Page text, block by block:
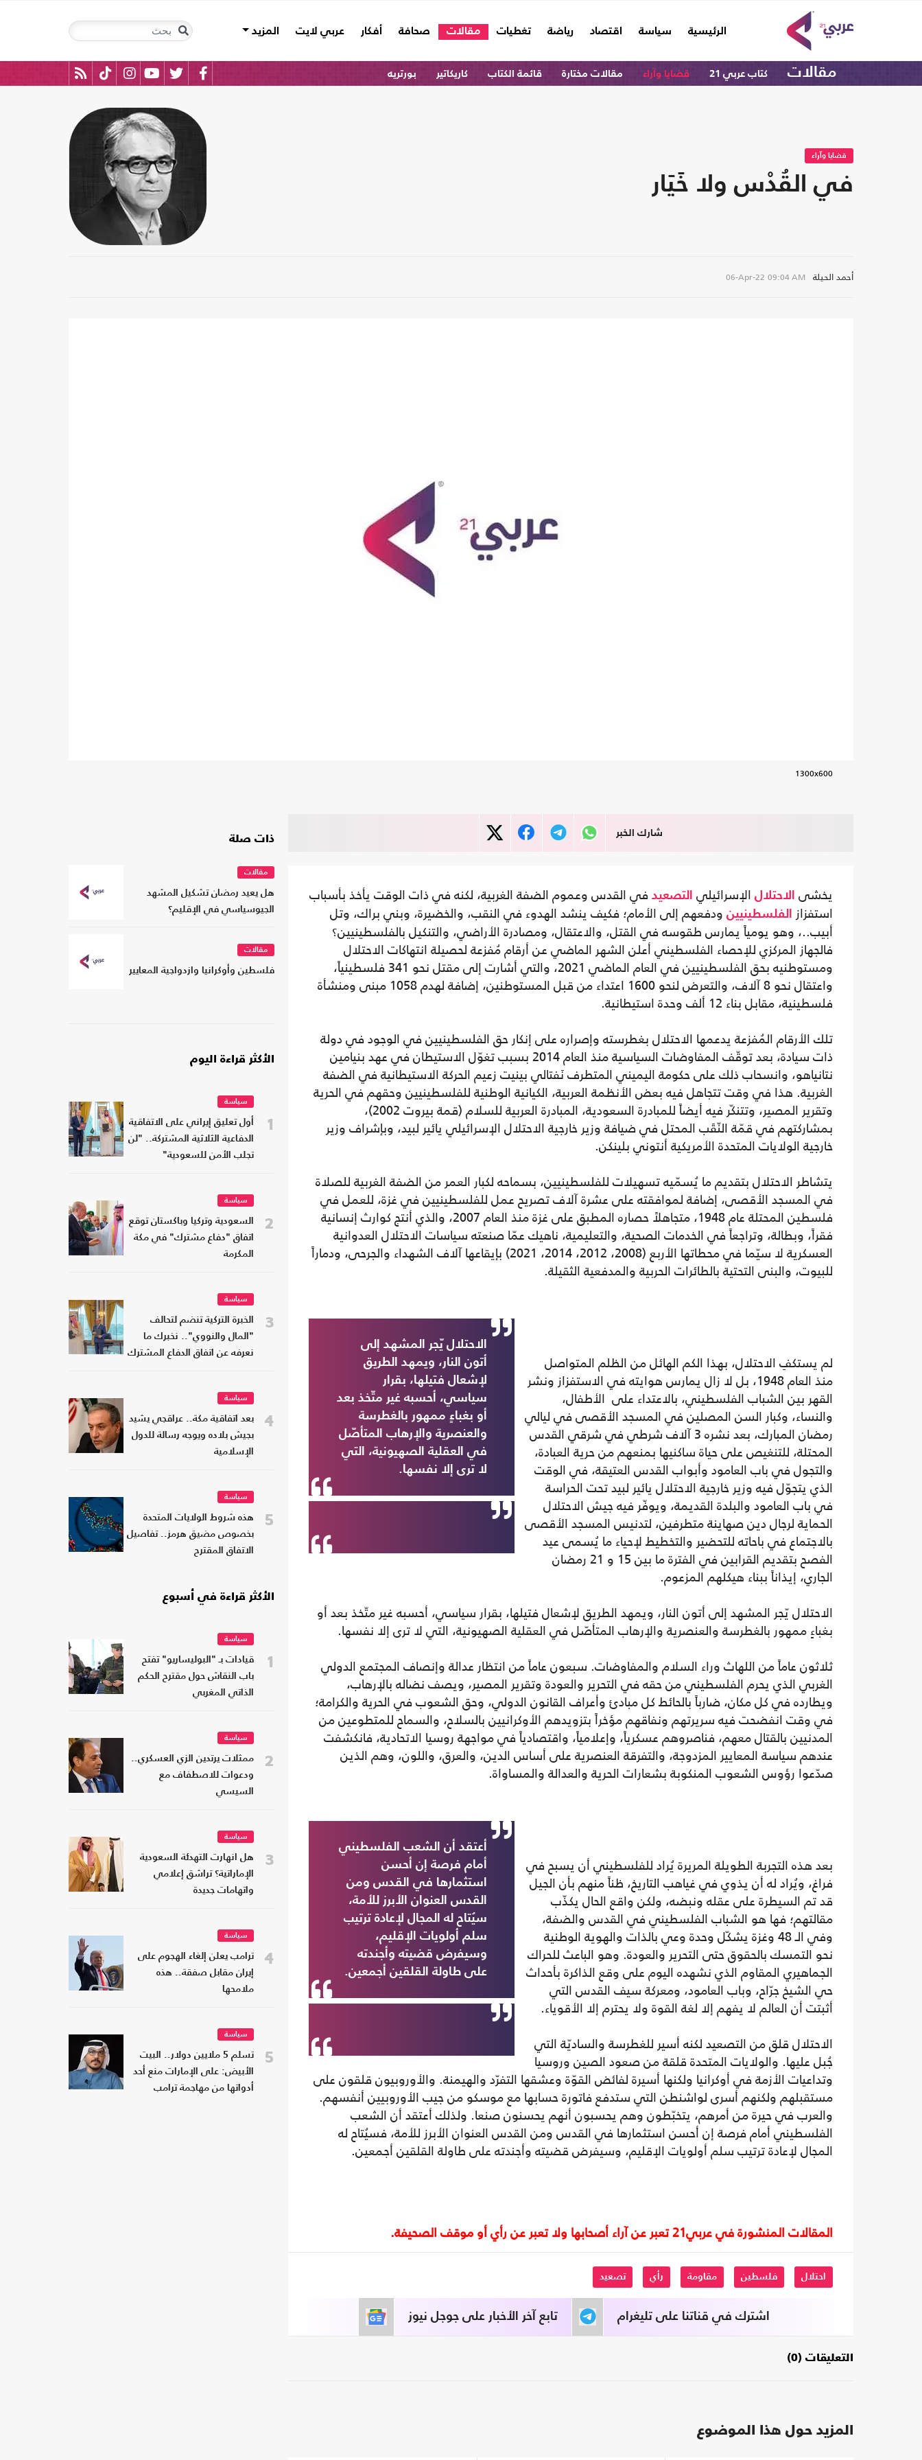
الرئيسية
(current) سياسة اقتصاد رياضة تغطيات مقالات صحافة أفكار عربي لايت المزيد
مقالات كتاب عربي 21 قضايا وآراء مقالات مختارة قائمة الكتاب كاريكاتير بورتريه
قضايا وآراء
في القُدْس ولا خَيَار
أحمد الحيلة 06-Apr-22 09:04 AM
1300x600
شارك الخبر
يخشى الاحتلال الإسرائيلي التصعيد في القدس وعموم الضفة الغربية، لكنه في ذات الوقت يأخذ بأسباب
استفزاز
الفلسطينيين ودفعهم إلى الأمام؛ فكيف ينشد الهدوء في النقب، والخضيرة، وبني براك، وتل
أبيب..، وهو يومياً يمارس طقوسه في القتل، والاعتقال، ومصادرة الأراضي، والتنكيل بالفلسطينيين؟
فالجهاز المركزي للإحصاء الفلسطيني أعلن الشهر الماضي عن أرقام مُفزعة لحصيلة انتهاكات الاحتلال
ومستوطنيه بحق الفلسطينيين في العام الماضي 2021، والتي أشارت إلى مقتل نحو 341 فلسطينياً،
واعتقال نحو 8 آلاف، والتعرض لنحو 1600 اعتداء من قبل المستوطنين، إضافة لهدم 1058 مبنى ومنشأة
فلسطينية، مقابل بناء 12 ألف وحدة استيطانية.
تلك الأرقام المُفزعة يدعمها الاحتلال بغطرسته وإصراره على إنكار حق الفلسطينيين في الوجود في دولة
ذات سيادة، بعد توقّف المفاوضات السياسية منذ العام 2014 بسبب تغوّل الاستيطان في عهد بنيامين
نتانياهو، وانسحاب ذلك على حكومة اليميني المتطرف نَفتالي بينيت زعيم الحركة الاستيطانية في الضفة
الغربية. هذا في وقت تتجاهل فيه بعض الأنظمة العربية، الكيانية الوطنية للفلسطينيين وحقهم في الحرية
وتقرير المصير، وتتنكّر فيه أيضاً للمبادرة السعودية، المبادرة العربية للسلام (قمة بيروت 2002)،
بمشاركتهم في قمّة النّقَب المحتل في ضيافة وزير خارجية الاحتلال الإسرائيلي يائير لبيد، وبإشراف وزير
خارجية الولايات المتحدة الأمريكية أنتوني بلينكن.
يتشاطر الاحتلال بتقديم ما يُسمّيه تسهيلات للفلسطينيين، بسماحه لكبار العمر من الضفة الغربية للصلاة
في المسجد الأقصى، إضافة لموافقته على عشرة آلاف تصريح عمل للفلسطينيين في غزة، للعمل في
فلسطين المحتلة عام 1948، متجاهلاً حصاره المطبق على غزة منذ العام 2007، والذي أنتج كوارث إنسانية
فقراً، وبطالة، وتراجعاً في الخدمات الصحية، والتعليمية، ناهيك عمّا صنعته سياسات الاحتلال العدوانية
العسكرية لا سيّما في محطاتها الأربع (2008، 2012، 2014، 2021) بإيقاعها آلاف الشهداء والجرحى، ودماراً
للبيوت، والبنى التحتية بالطائرات الحربية والمدفعية الثقيلة.
الاحتلال يّجر المشهد إلى
أتون النار، ويمهد الطريق
لإشعال فتيلها، بقرار
سياسي، أحسبه غير متّخذ بعد
أو بغباءٍ ممهور بالغطرسة
والعنصرية والإرهاب المتأصّل
في العقلية الصهيونية، التي
لا ترى إلا نفسها.
لم يستكفِ الاحتلال، بهذا الكم الهائل من الظلم المتواصل
منذ العام 1948، بل لا زال يمارس هوايته في الاستفزاز ونشر
القهر بين الشباب الفلسطيني، بالاعتداء على الأطفال،
والنساء، وكبار السن المصلين في المسجد الأقصى في ليالي
رمضان المبارك، بعد نشره 3 آلاف شرطي في شرقي القدس
المحتلة، للتنغيص على حياة ساكنيها بمنعهم من حرية العبادة،
والتجول في باب العامود وأبواب القدس العتيقة، في الوقت
الذي يتجوّل فيه وزير خارجية الاحتلال يائير لبيد تحت الحراسة
في باب العامود والبلدة القديمة، ويوفّر فيه جيش الاحتلال
الحماية لرجال دين صهاينة متطرفين، لتدنيس المسجد الأقصى
بالاجتماع في باحاته للتحضير والتخطيط لإحياء ما يُسمى عيد
الفصح بتقديم القرابين في الفترة ما بين 15 و 21 رمضان
الجاري، إيذاناً ببناء هيكلهم المزعوم.
الاحتلال يّجر المشهد إلى أتون النار، ويمهد الطريق لإشعال فتيلها، بقرار سياسي، أحسبه غير متّخذ بعد أو
بغباءٍ ممهور بالغطرسة والعنصرية والإرهاب المتأصّل في العقلية الصهيونية، التي لا ترى إلا نفسها.
ثلاثون عاماً من اللهاث وراء السلام والمفاوضات. سبعون عاماً من انتظار عدالة وإنصاف المجتمع الدولي
الغربي الذي يحرم الفلسطيني من حقه في التحرير والعودة وتقرير المصير، ويصف نضاله بالإرهاب،
ويطارده في كل مكان، ضارباً بالحائط كل مبادئ وأعراف القانون الدولي، وحق الشعوب في الحرية والكرامة؛
في وقت انفضحت فيه سريرتهم ونفاقهم مؤخراً بتزويدهم الأوكرانيين بالسلاح، والسماح للمتطوعين من
المدنيين بالقتال معهم، فناصروهم عسكرياً، وإعلامياً، واقتصادياً في مواجهة روسيا الاتحادية، فانكشفت
عندهم سياسة المعايير المزدوجة، والتفرقة العنصرية على أساس الدين، والعرق، واللون، وهم الذين
صدّعوا رؤوس الشعوب المنكوبة بشعارات الحرية والعدالة والمساواة.
أعتقد أن الشعب الفلسطيني
أمام فرصة إن أحسن
استثمارها في القدس ومن
القدس العنوان الأبرز للأمة،
سيُتاح له المجال لإعادة ترتيب
سلم أولويات الإقليم،
وسيفرض قضيته وأجندته
على طاولة القلقين أجمعين.
بعد هذه التجربة الطويلة المريرة يُراد للفلسطيني أن يسبح في
فراغ، ويُراد له أن يذوي في غياهب التاريخ، ظناً منهم بأن الجيل
قد تم السيطرة على عقله ونبضه، ولكن واقع الحال يكذّب
مقالتهم؛ فها هو الشباب الفلسطيني في القدس والضفة،
وفي الـ 48 وغزة يشكّل وحدة وعي بالذات والهوية الوطنية
نحو التمسك بالحقوق حتى التحرير والعودة. وهو الباعث للحراك
الجماهيري المقاوم الذي نشهده اليوم على وقع الذاكرة بأحداث
حي الشيخ جرّاح، وباب العامود، ومعركة سيف القدس التي
أثبتت أن العالم لا يفهم إلا لغة القوة ولا يحترم إلا الأقوياء.
الاحتلال قلق من التصعيد لكنه أسير للغطرسة والساديّة التي
جُبل عليها. والولايات المتحدة قلقة من صعود الصين وروسيا
وتداعيات الأزمة في أوكرانيا ولكنها أسيرة لفائض القوّة وعشقها التفرّد والهيمنة. والأوروبيون قلقون على
مستقبلهم ولكنهم أسرى لواشنطن التي ستدفع فاتورة حسابها مع موسكو من جيب الأوروبيين أنفسهم.
والعرب في حيرة من أمرهم، يتخبّطون وهم يحسبون أنهم يحسنون صنعا. ولذلك أعتقد أن الشعب
الفلسطيني أمام فرصة إن أحسن استثمارها في القدس ومن القدس العنوان الأبرز للأمة، فسيُتاح له
المجال لإعادة ترتيب سلم أولويات الإقليم، وسيفرض قضيته وأجندته على طاولة القلقين أجمعين.
المقالات المنشورة في عربي21 تعبر عن آراء أصحابها ولا تعبر عن رأي أو موقف الصحيفة.
احتلال فلسطين مقاومة رأي تصعيد
تابع آخر الأخبار على جوجل نيوز اشترك في قناتنا على تليغرام
التعليقات (0)
المزيد حول هذا الموضوع
ذات صلة
مقالات
هل يعيد رمضان تشكيل المشهد
الجيوسياسي في الإقليم؟
مقالات
فلسطين وأوكرانيا وازدواجية المعايير
الأكثر قراءة اليوم
1
سياسة
أول تعليق إيراني على الاتفاقية
الدفاعية الثلاثية المشتركة.. "لن
تجلب الأمن للسعودية"
2
سياسة
السعودية وتركيا وباكستان توقع
اتفاق "دفاع مشترك" في مكة
المكرمة
3
سياسة
الخبرة التركية تنضم لتحالف
"المال والنووي".. نخبرك ما
نعرفه عن اتفاق الدفاع المشترك
4
سياسة
بعد اتفاقية مكة.. عراقجي يشيد
بجيش بلاده ويوجه رسالة للدول
الإسلامية
5
سياسة
هذه شروط الولايات المتحدة
بخصوص مضيق هرمز.. تفاصيل
الاتفاق المقترح
الأكثر قراءة في أسبوع
1
سياسة
قيادات بـ "البوليساريو" تفتح
باب النقاش حول مقترح الحكم
الذاتي المغربي
2
سياسة
ممثلات يرتدين الزي العسكري..
ودعوات للاصطفاف مع
السيسي
3
سياسة
هل انهارت التهدئة السعودية
الإماراتية؟ تراشق إعلامي
واتهامات جديدة
4
سياسة
ترامب يعلن إلغاء الهجوم على
إيران مقابل صفقة.. هذه
ملامحها
5
سياسة
تسلم 5 ملايين دولار.. البيت
الأبيض: على الإمارات منع أحد
أدواتها من مهاجمة ترامب